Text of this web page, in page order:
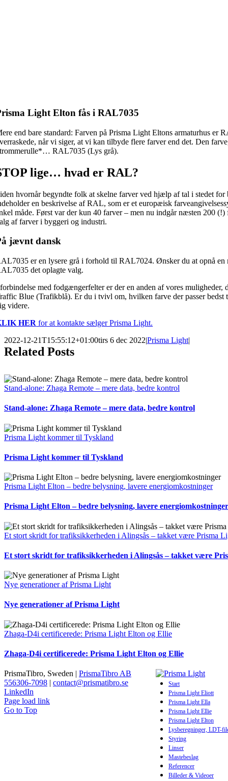
Light Elton fås i RAL7035
end bare standard: Farven på Prisma Light Eltons armaturhus er
når vi siger, at vi kan tilbyde flere farver end det. Den
RAL7035 (Lys grå).
lige… hvad er RAL?
hvornår begyndte folk at skelne farver ved hjælp af tal i stedet
en beskrivelse af RAL, som er et europæisk
måde. Først var der kun 40 farver – men nu indgår næsten 200
af farver i byggeri og industri.
jævnt dansk
er en lysere grå i forhold til RAL7024. Ønsker du at opnå en
det oplagte valg.
med fodgængerfelter er der en anden af vores
Blue (Trafikblå). Er du i tvivl om, hvilken farve der passer
videre.
HER for at kontakte sælger Prisma Light.
2022-12-21T15:55:12+01:00tirs 6 dec 2022|Prisma Light|
Related Posts
Stand-alone: Zhaga Remote – mere data, bedre kontrol
Stand-alone: Zhaga Remote – mere data, bedre kontrol
Prisma Light kommer til Tyskland
Prisma Light kommer til Tyskland
Prisma Light Elton – bedre belysning, lavere energiomkostninger
Prisma Light Elton – bedre belysning, lavere energiomkostninger
Et stort skridt for trafiksikkerheden i Alingsås – takket være Prisma
Et stort skridt for trafiksikkerheden i Alingsås – takket være
Nye generationer af Prisma Light
Nye generationer af Prisma Light
Zhaga-D4i certificerede: Prisma Light Elton og Ellie
Zhaga-D4i certificerede: Prisma Light Elton og Ellie
Start
Prisma Light Eliott
Prisma Light Ella
Prisma Light Ellie
Prisma Light Elton
Lysberegninger, LDT-
Styring
Linser
Mastebeslag
Referencer
Billeder & Videoer
PrismaTibro, Sweden | PrismaTibro AB
556306-7098 | contact@prismatibro.se
LinkedIn
Page load link
Go to Top